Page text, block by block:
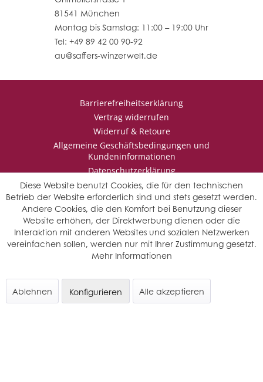
81541 München
Montag bis Samstag: 11:00 – 19:00 Uhr
Tel: +49 89 42 00 90-92
au@saffers-winzerwelt.de
Barrierefreiheitserklärung
Vertrag widerrufen
Widerruf & Retoure
Allgemeine Geschäftsbedingungen und
Kundeninformationen
Datenschutzerklärung
Impressum
* Wir behalten uns vor den Jahrgang auszuwählen, sollten mehrere
Jahrgänge verfügbar sein.
© Saffers WinzerWelt - alle Rechte vorbehalten
Diese Website benutzt Cookies, die für den technischen
Betrieb der Website erforderlich sind und stets gesetzt werden.
Andere Cookies, die den Komfort bei Benutzung dieser
Website erhöhen, der Direktwerbung dienen oder die
Interaktion mit anderen Websites und sozialen Netzwerken
vereinfachen sollen, werden nur mit Ihrer Zustimmung gesetzt.
Mehr Informationen
Ablehnen Alle akzeptieren
Konfigurieren